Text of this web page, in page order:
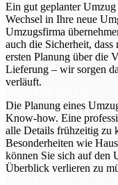
Ein gut geplanter Umzug
Wechsel in Ihre neue
Umzugsfirma
auch die Sicherheit,
ersten Planung über die
Lieferung – wir sorgen
verläuft.
Die Planung eines
Know-how. Eine
alle Details frühzeitig zu
Besonderheiten wie
können Sie sich auf den
Überblick verlieren zu